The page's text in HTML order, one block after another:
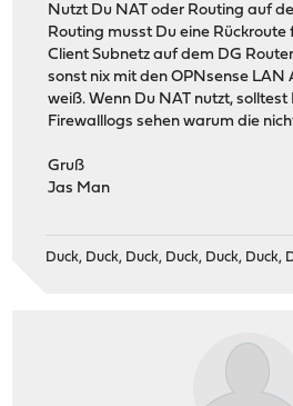
Nutzt Du NAT oder Routing auf
Routing musst Du eine
Client Subnetz auf dem DG
sonst nix mit den OPNsense LAN
weiß. Wenn Du NAT nutzt,
Firewalllogs sehen warum die
Gruß
Jas Man
Duck, Duck, Duck, Duck, Duck, Duck,